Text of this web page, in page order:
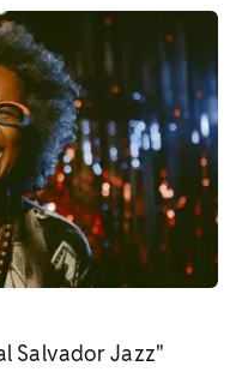
Salvador Jazz"